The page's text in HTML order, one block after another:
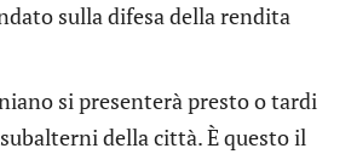
sulla difesa della rendita
si presenterà presto o tardi
della città. È questo il